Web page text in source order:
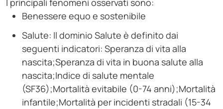
I principali fenomeni osservati sono:
Benessere equo e sostenibile
Salute: Il dominio Salute è definito dai
seguenti indicatori: Speranza di vita alla
nascita;Speranza di vita in buona salute alla
nascita;Indice di salute mentale
(SF36);Mortalità evitabile (0-74 anni);Mortalità
infantile;Mortalità per incidenti stradali (15-34